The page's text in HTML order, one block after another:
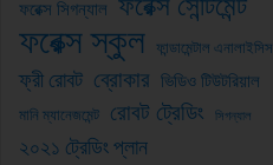
ফরেক্স সিগন্যাল ফরেক্স সেন্টিমেন্ট
ফরেক্স স্কুল ফান্ডামেন্টাল এনালাইসিস
ফ্রী রোবট ব্রোকার ভিডিও টিউটরিয়াল
মানি ম্যানেজমেন্ট রোবট ট্রেডিং সিগন্যাল
২০২১ ট্রেডিং প্লান